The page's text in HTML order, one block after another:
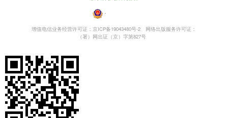
・
增值电信业务经营许可证：京ICP备19043480号-2
网络出版服务许可证：
（署）网出证（京）字第827号